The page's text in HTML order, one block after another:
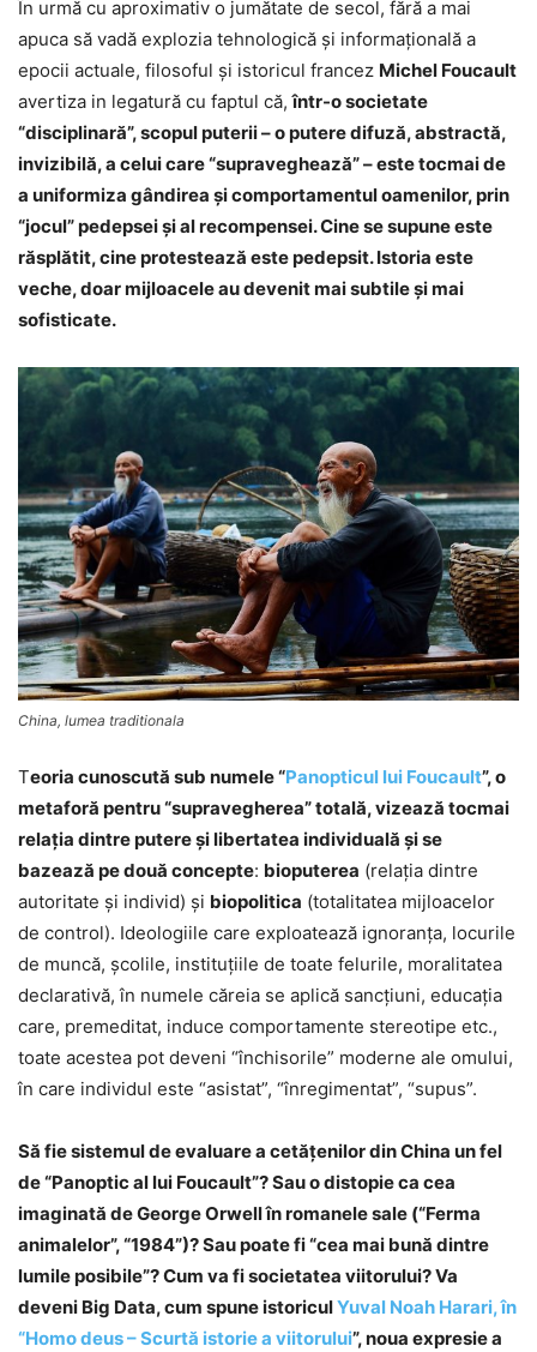
În urmă cu aproximativ o jumătate de secol, fără a mai
apuca să vadă explozia tehnologică şi informaţională a
epocii actuale, filosoful şi istoricul francez Michel Foucault
avertiza in legatură cu faptul că,într-o societate
“disciplinară”, scopul puterii – o putere difuză, abstractă,
invizibilă, a celui care “supraveghează” – este tocmai de
a uniformiza gândirea şi comportamentul oamenilor, prin
“jocul” pedepsei şi al recompensei. Cine se supune este
răsplătit, cine protestează este pedepsit. Istoria este
veche, doar mijloacele au devenit mai subtile şi mai
sofisticate.
China, lumea traditionala
Teoria cunoscută sub numele “Panopticul lui Foucault”, o
metaforă pentru “supravegherea” totală, vizează tocmai
relaţia dintre putere şi libertatea individuală şi se
bazează pe două concepte: bioputerea (relaţia dintre
autoritate şi individ) şi biopolitica (totalitatea mijloacelor
de control). Ideologiile care exploatează ignoranţa, locurile
de muncă, şcolile, instituţiile de toate felurile, moralitatea
declarativă, în numele căreia se aplică sancţiuni, educaţia
care, premeditat, induce comportamente stereotipe etc.,
toate acestea pot deveni “închisorile” moderne ale omului,
în care individul este “asistat”, “înregimentat”, “supus”.
Să fie sistemul de evaluare a cetăţenilor din China un fel
de “Panoptic al lui Foucault”? Sau o distopie ca cea
imaginată de George Orwell în romanele sale (“Ferma
animalelor”, “1984”)? Sau poate fi “cea mai bună dintre
lumile posibile”? Cum va fi societatea viitorului? Va
deveni Big Data, cum spune istoriculYuval Noah Harari, în
“Homo deus – Scurtă istorie a viitorului”, noua expresie a